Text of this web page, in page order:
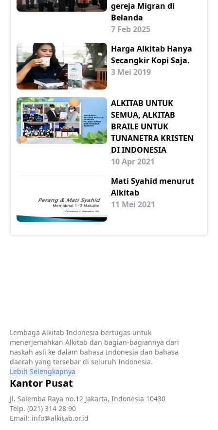
gereja Migran di
Belanda
7 Feb 2025
Harga Alkitab Hanya
Secangkir Kopi Saja.
3 Mei 2019
ALKITAB UNTUK
SEMUA, ALKITAB
BRAILE UNTUK
TUNANETRA KRISTEN
DI INDONESIA
10 Apr 2021
Mati Syahid menurut
Alkitab
11 Mei 2021
Lembaga Alkitab Indonesia bertugas untuk
menerjemahkan Alkitab dan bagian-bagiannya dari
naskah asli ke dalam bahasa Indonesia dan bahasa
daerah yang tersebar di seluruh Indonesia.
Lebih Selengkapnya
Kantor Pusat
Jl. Salemba Raya no.12 Jakarta, Indonesia 10430
Telp. (021) 314 28 90
Email: info@alkitab.or.id